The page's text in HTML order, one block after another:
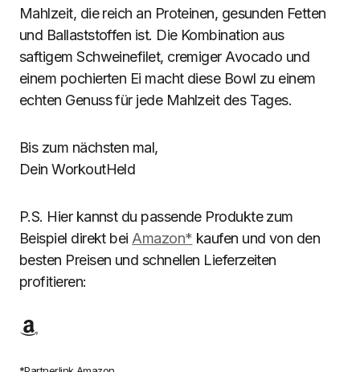
Mahlzeit, die reich an Proteinen, gesunden Fetten
und Ballaststoffen ist. Die Kombination aus
saftigem Schweinefilet, cremiger Avocado und
einem pochierten Ei macht diese Bowl zu einem
echten Genuss für jede Mahlzeit des Tages.
Bis zum nächsten mal,
Dein WorkoutHeld
P.S. Hier kannst du passende Produkte zum
Beispiel direkt bei Amazon* kaufen und von den
besten Preisen und schnellen Lieferzeiten
profitieren: